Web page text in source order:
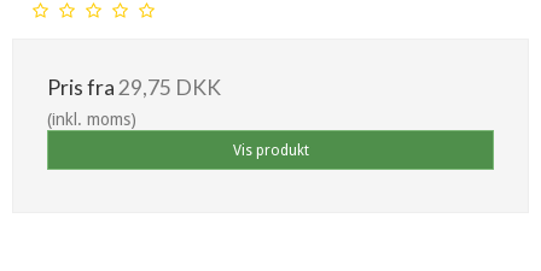
Pris fra29,75 DKK
(inkl. moms)
Vis produkt